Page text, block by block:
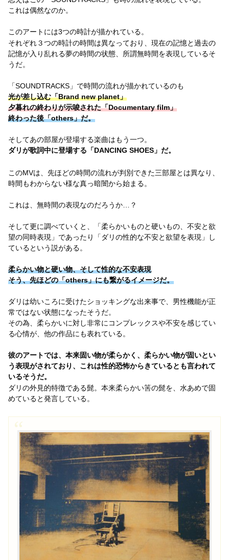
これは偶然なのか。
このアートには3つの時計が描かれている。
それぞれ３つの時計の時間は異なっており、現在の記憶と過去の
記憶が入り乱れる夢の時間の状態、所謂無時間を表現しているそ
うだ。
「SOUNDTRACKS」で時間の流れが描かれているのも
光が差し込む「Brand new planet」
夕暮れの終わりが示唆された「Documentary film」
終わった後「others」だ。
そしてあの部屋が登場する楽曲はもう一つ。
ダリが歌詞中に登場する「DANCING SHOES」だ。
このMVは、先ほどの時間の流れが判別できた三部屋とは異なり、
時間もわからない様な真っ暗闇から始まる。
これは、無時間の表現なのだろうか…？
そして更に調べていくと、「柔らかいものと硬いもの、不安と欲
望の同時表現」であったり「ダリの性的な不安と欲望を表現」し
ているという説がある。
柔らかい物と硬い物、そして性的な不安表現
そう、先ほどの「others」にも繋がるイメージだ。
ダリは幼いころに受けたショッキングな出来事で、男性機能が正
常ではない状態になったそうだ。
その為、柔らかいに対し非常にコンプレックスや不安を感じてい
る心情が、他の作品にも表れている。
彼のアートでは、本来固い物が柔らかく、柔らかい物が固いとい
う表現がされており、これは性的恐怖からきているとも言われて
いるそうだ。
ダリの外見的特徴である髭。本来柔らかい筈の髭を、水あめで固
めていると発言している。